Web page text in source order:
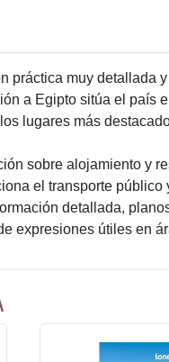
práctica muy detallada
a Egipto sitúa el país
lugares más
sobre alojamiento y
el transporte
detallada,
expresiones útiles en